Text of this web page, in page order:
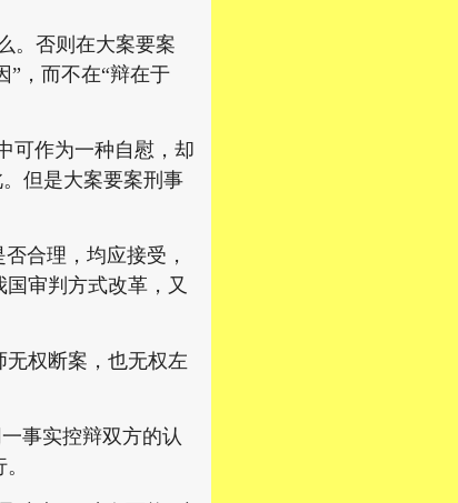
。否则在大案要案
”，而不在“辩在于
可作为一种自慰，却
但是大案要案刑事
合理，均应接受，
审判方式改革，又
权断案，也无权左
事实控辩双方的认